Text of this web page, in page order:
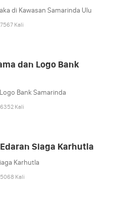
di Kawasan Samarinda Ulu
7567 Kali
dan Logo Bank
Bank Samarinda
6352 Kali
Siaga Karhutla
Karhutla
5068 Kali